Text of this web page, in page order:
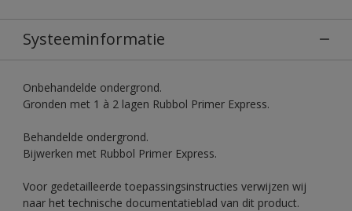
Systeeminformatie
Onbehandelde ondergrond.
Gronden met 1 à 2 lagen Rubbol Primer Express.
Behandelde ondergrond.
Bijwerken met Rubbol Primer Express.
Voor gedetailleerde toepassingsinstructies verwijzen wij
naar het technische documentatieblad van dit product.